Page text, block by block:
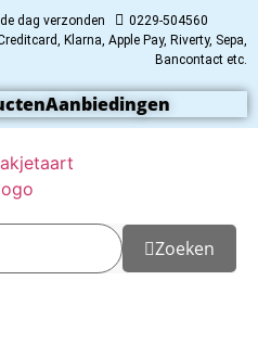
dag verzonden
0229-504560
Klarna, Apple Pay, Riverty, Sepa,
Bancontact etc.
Aanbiedingen
Zoeken